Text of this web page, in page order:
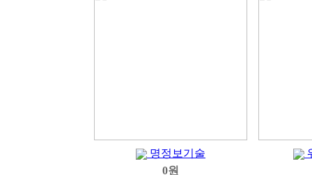
명정보기술
0원